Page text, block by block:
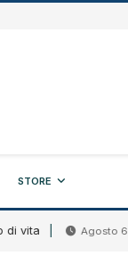
STORE
Agosto 6, 2026